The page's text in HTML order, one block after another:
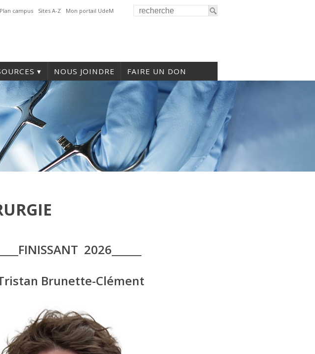
Plan campus Sites A-Z Mon portail UdeM
NOUS JOINDRE FAIRE UN DON
2026______
Brunette-Clément